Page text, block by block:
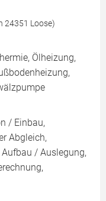
24351 Loose)
Ölheizung,
/ Einbau,
Abgleich,
/ Auslegung,